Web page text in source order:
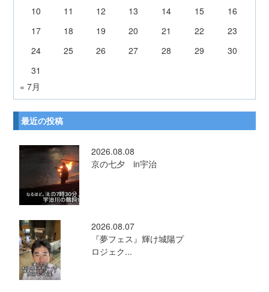
10
11 12 13 14 15
16
17
18 19 20 21 22
23
24
25 26 27 28 29
30
31
« 7月
最近の投稿
2026.08.08
京の七夕 in宇治
2026.08.07
『夢フェス』輝け城陽プ
ロジェク...